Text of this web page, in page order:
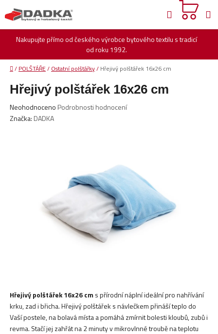
na
obsah
Nakupujte přímo od českého výrobce bytového textilu s tradicí
od roku 1992.
Hledat
Domů
/ POLŠTÁŘE / Ostatní polštářky/ Hřejivý polštářek 16x26 cm
Hřejivý polštářek 16x26 cm s přírodní náplní ideální pro nahřívání
krku, zad i břicha. Hřejivý polštářek s návlečkem přináší teplo do
Vaší postele, na bolavá místa a pomáhá zmírnit bolesti kloubů, zubů i
revma. Stačí jej zahřát na 2 minuty v mikrovlnné troubě na teplotu
Hřejivý polštářek 16x26 cm
Průměrné
hodnocení
Neohodnoceno Podrobnosti hodnocení
Značka: DADKA